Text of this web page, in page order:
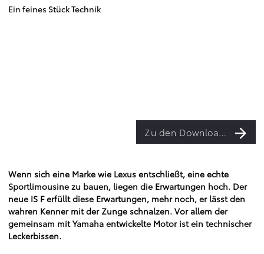
Ein feines Stück Technik
Zu den Downloads
Wenn sich eine Marke wie Lexus entschließt, eine echte
Sportlimousine zu bauen, liegen die Erwartungen hoch. Der
neue IS F erfüllt diese Erwartungen, mehr noch, er lässt den
wahren Kenner mit der Zunge schnalzen. Vor allem der
gemeinsam mit Yamaha entwickelte Motor ist ein technischer
Leckerbissen.